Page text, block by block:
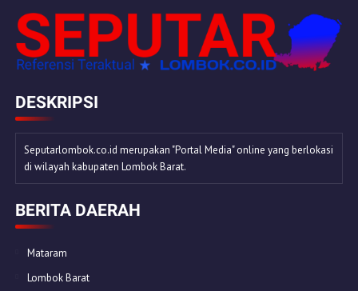
DESKRIPSI
Seputarlombok.co.id merupakan "Portal Media" online yang berlokasi
di wilayah kabupaten Lombok Barat.
BERITA DAERAH
Mataram
Lombok Barat